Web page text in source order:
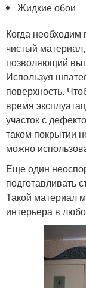
Жидкие обои
Когда необходим
чистый
позволяющий
Используя
поверхность.
время
участок с
таком покрытии
можно
Еще один
подготавливать
Такой материал
интерьера в